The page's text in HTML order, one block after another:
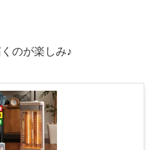
のが楽しみ♪